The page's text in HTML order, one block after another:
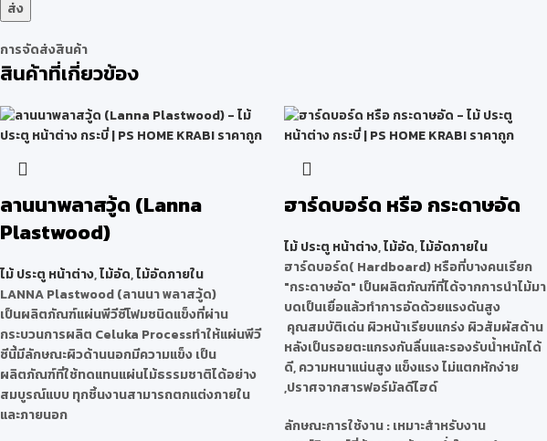
การจัดส่งสินค้า
สินค้าที่เกี่ยวข้อง
ลานนาพลาสวู้ด (Lanna
Plastwood)
ไม้ ประตู หน้าต่าง,ไม้อัด,ไม้อัดภายใน
LANNA Plastwood (ลานนา พลาสวู้ด)
เป็นผลิตภัณฑ์แผ่นพีวีซีโฟมชนิดแข็งที่ผ่าน
กระบวนการผลิต Celuka Processทำให้แผ่นพีวี
ซีนี้มีลักษณะผิวด้านนอกมีความแข็ง เป็น
ผลิตภัณฑ์ที่ใช้ทดแทนแผ่นไม้ธรรมชาติได้อย่าง
สมบูรณ์แบบ ทุกชิ้นงานสามารถตกแต่งภายใน
และภายนอก
ฮาร์ดบอร์ด หรือ กระดาษอัด
ไม้ ประตู หน้าต่าง,ไม้อัด,ไม้อัดภายใน
ฮาร์ดบอร์ด( Hardboard)หรือที่บางคนเรียก
"กระดาษอัด" เป็นผลิตภัณฑ์ที่ได้จากการนำไม้มา
บดเป็นเยื่อแล้วทำการอัดด้วยแรงดันสูง
คุณสมบัติเด่น ผิวหน้าเรียบแกร่ง ผิวสัมผัสด้าน
หลังเป็นรอยตะแกรงกันลื่นและรองรับน้ำหนักได้
ดี, ความหนาแน่นสูง แข็งแรง ไม่แตกหักง่าย
,ปราศจากสารฟอร์มัลดีไฮด์
ลักษณะการใช้งาน : เหมาะสำหรับงาน